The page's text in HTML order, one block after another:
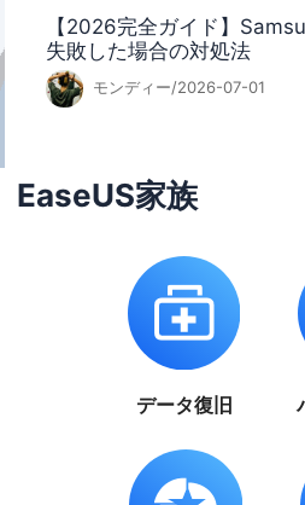
【2026完全ガイド】
失敗した場合の対処法
モンディー/2026-07-01
EaseUS家族
データ復旧